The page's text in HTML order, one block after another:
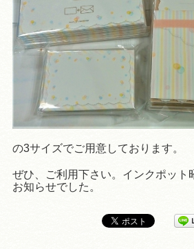
の3サイズでご用意しております。
ぜひ、ご利用下さい。インクポット
お知らせでした。